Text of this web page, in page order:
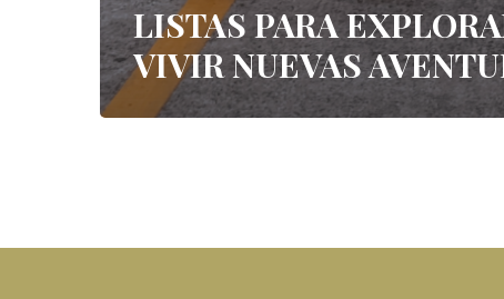
LISTAS PARA
VIVIR NUEVAS